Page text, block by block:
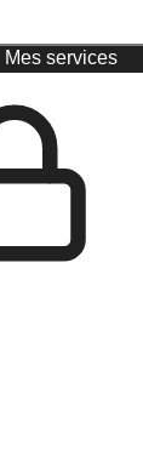
Mes services